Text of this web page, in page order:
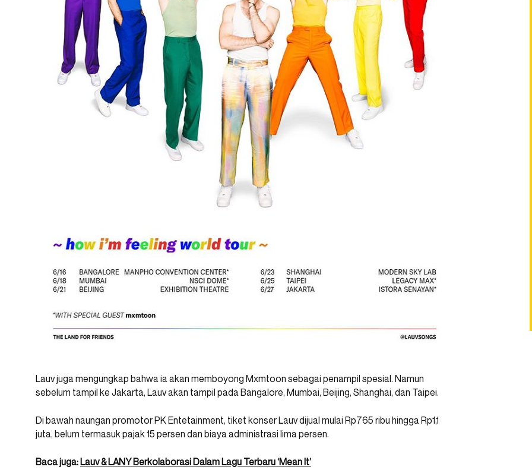
Lauv juga mengungkap bahwa ia akan memboyong Mxmtoon sebagai penampil spesial. Namun
sebelum tampil ke Jakarta, Lauv akan tampil pada Bangalore, Mumbai, Beijing, Shanghai, dan Taipei.
Di bawah naungan promotor PK Entetainment, tiket konser Lauv dijual mulai Rp765 ribu hingga Rp1,1
juta, belum termasuk pajak 15 persen dan biaya administrasi lima persen.
Baca juga: Lauv & LANY Berkolaborasi Dalam Lagu Terbaru ‘Mean It’